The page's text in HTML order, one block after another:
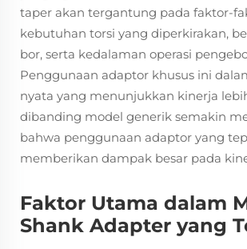
taper akan tergantung pada faktor-
kebutuhan torsi yang diperkirakan,
bor, serta kedalaman operasi
Penggunaan adaptor khusus ini
nyata yang menunjukkan kinerja
dibanding model generik semakin
bahwa penggunaan adaptor yang
memberikan dampak besar pada
Faktor Utama dalam
Shank Adapter yang